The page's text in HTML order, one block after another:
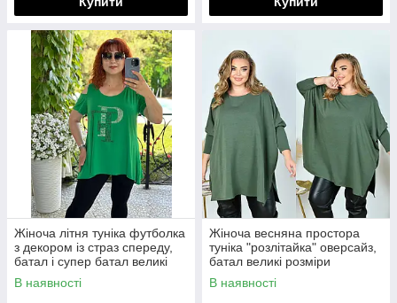
Жіноча літня туніка футболка
з декором із страз спереду,
батал і супер батал великі
розміри
В наявності
Жіноча весняна простора
туніка "розлітайка" оверсайз,
батал великі розміри
В наявності